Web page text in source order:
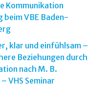
Kommunikation
beim VBE Baden-
klar und einfühlsam –
Beziehungen durch
nach M. B.
VHS Seminar